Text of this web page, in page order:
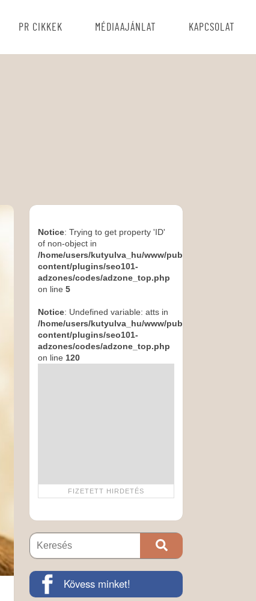
PR CIKKEK MÉDIAAJÁNLAT KAPCSOLAT
Notice: Trying to get property 'ID'
of non-object in
/home/users/kutyulva_hu/www/public_html/wp-
content/plugins/seo101-
adzones/codes/adzone_top.php
on line 5
Notice: Undefined variable: atts in
/home/users/kutyulva_hu/www/public_html/wp-
content/plugins/seo101-
adzones/codes/adzone_top.php
on line 120
Kövess minket!